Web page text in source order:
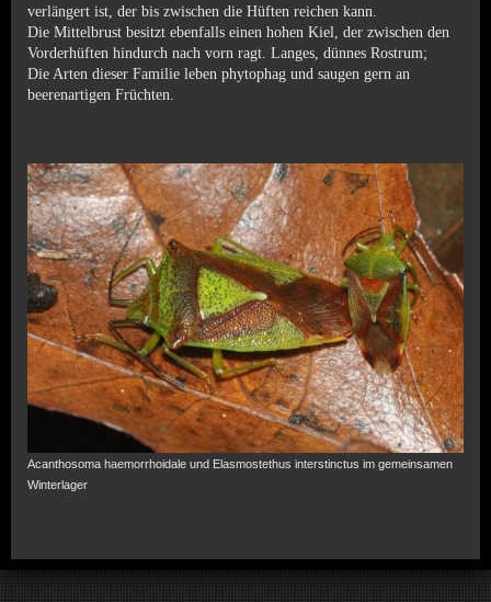
verlängert ist, der bis zwischen die Hüften reichen kann.
Die Mittelbrust besitzt ebenfalls einen hohen Kiel, der zwischen den
Vorderhüften hindurch nach vorn ragt. Langes, dünnes Rostrum;
Die Arten dieser Familie leben phytophag und saugen gern an
beerenartigen Früchten.
Acanthosoma haemorrhoidale und Elasmostethus interstinctus im gemeinsamen
Winterlager